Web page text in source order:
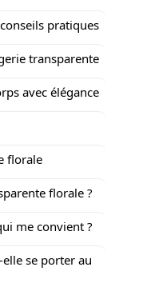
pratiques
transparente
avec élégance
florale
florale ?
me convient ?
se porter au